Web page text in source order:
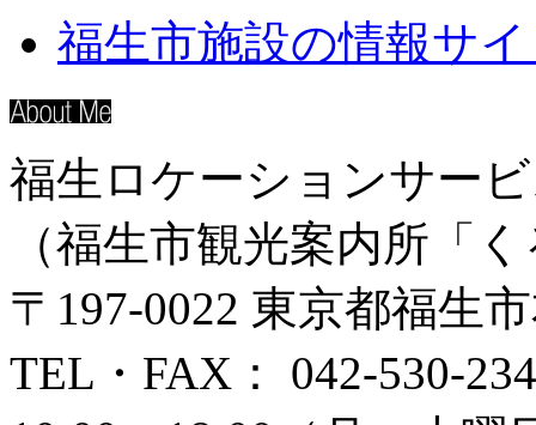
福生市施設の情報サ
福生ロケーションサー
（福生市観光案内所「
〒197-0022 東京都福生
TEL・FAX： 042-530-